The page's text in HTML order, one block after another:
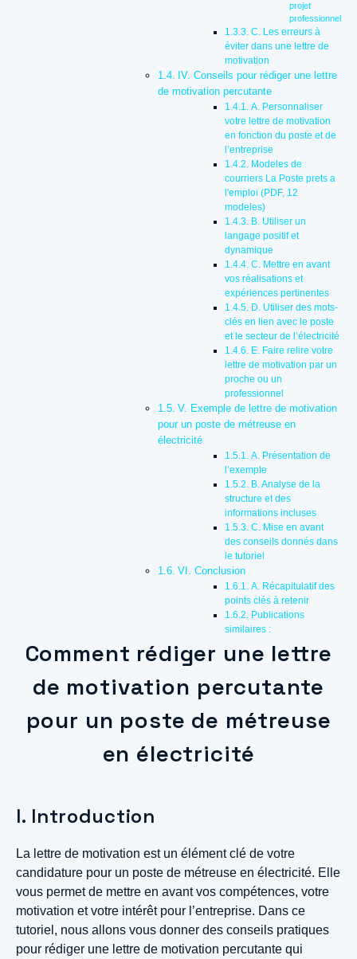
projet
professionnel
C. Les erreurs à
éviter dans une lettre de
motivation
IV. Conseils pour rédiger une lettre
de motivation percutante
A. Personnaliser
votre lettre de motivation
en fonction du poste et de
l’entreprise
Modeles de
courriers La Poste prets a
l'emploi (PDF, 12
modeles)
B. Utiliser un
langage positif et
dynamique
C. Mettre en avant
vos réalisations et
expériences pertinentes
D. Utiliser des mots-
clés en lien avec le poste
et le secteur de l’électricité
E. Faire relire votre
lettre de motivation par un
proche ou un
professionnel
V. Exemple de lettre de motivation
pour un poste de métreuse en
électricité
A. Présentation de
l’exemple
B. Analyse de la
structure et des
informations incluses
C. Mise en avant
des conseils donnés dans
le tutoriel
VI. Conclusion
A. Récapitulatif des
points clés à retenir
Publications
similaires :
Comment rédiger une lettre
de motivation percutante
pour un poste de métreuse
en électricité
I. Introduction
La lettre de motivation est un élément clé de votre
candidature pour un poste de métreuse en électricité. Elle
vous permet de mettre en avant vos compétences, votre
motivation et votre intérêt pour l’entreprise. Dans ce
tutoriel, nous allons vous donner des conseils pratiques
pour rédiger une lettre de motivation percutante qui